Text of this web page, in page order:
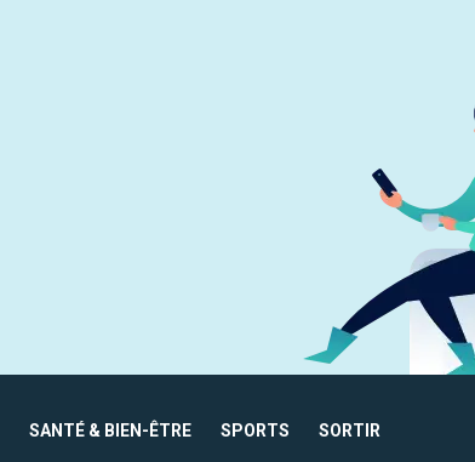
SANTÉ & BIEN-ÊTRE SPORTS SORTIR